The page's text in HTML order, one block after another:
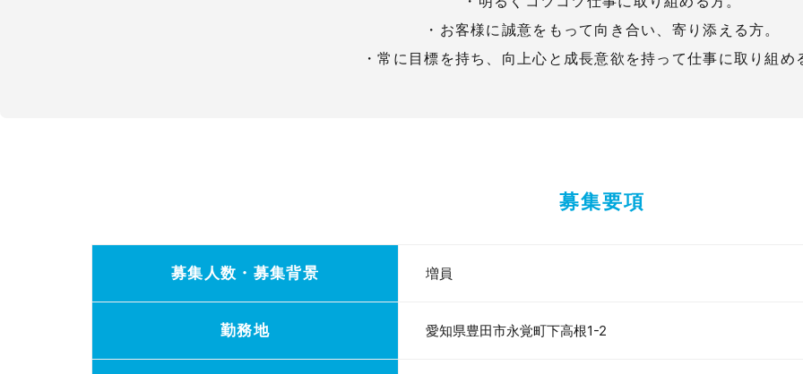
・お客様に誠意をもって向き合い、寄り添える方。
・常に目標を持ち、向上心と成長意欲を持って仕事に取り組め
募集要項
募集人数・募集背景 増員
勤務地 愛知県豊田市永覚町下高根1-2